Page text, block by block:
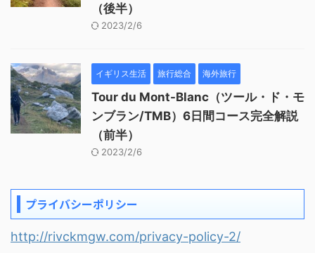
（後半）
2023/2/6
イギリス生活 旅行総合 海外旅行
Tour du Mont-Blanc（ツール・ド・モ
ンブラン/TMB）6日間コース完全解説
（前半）
2023/2/6
プライバシーポリシー
http://rivckmgw.com/privacy-policy-2/